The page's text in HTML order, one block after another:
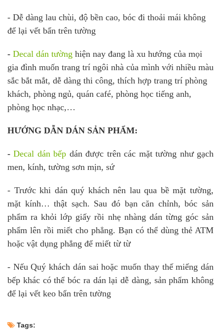
- Dễ dàng lau chùi, độ bền cao, bóc đi thoải mái không
để lại vết bẩn trên tường
- Decal dán tường hiện nay đang là xu hướng của mọi
gia đình muốn trang trí ngôi nhà của mình với nhiều màu
sắc bắt mắt, dễ dàng thi công, thích hợp trang trí phòng
khách, phòng ngủ, quán café, phòng học tiếng anh,
phòng học nhạc,…
HƯỚNG DẪN DÁN SẢN PHẨM:
- Decal dán bếp dán được trên các mặt tường như gạch
men, kính, tường sơn mịn, sứ
- Trước khi dán quý khách nên lau qua bề mặt tường,
mặt kính… thật sạch. Sau đó bạn căn chỉnh, bóc sản
phẩm ra khỏi lớp giấy rồi nhẹ nhàng dán từng góc sản
phẩm lên rồi miết cho phẳng. Bạn có thể dùng thẻ ATM
hoặc vật dụng phẳng để miết từ từ
- Nếu Quý khách dán sai hoặc muốn thay thế miếng dán
bếp khác có thể bóc ra dán lại dễ dàng, sản phẩm không
để lại vết keo bẩn trên tường
Tags: